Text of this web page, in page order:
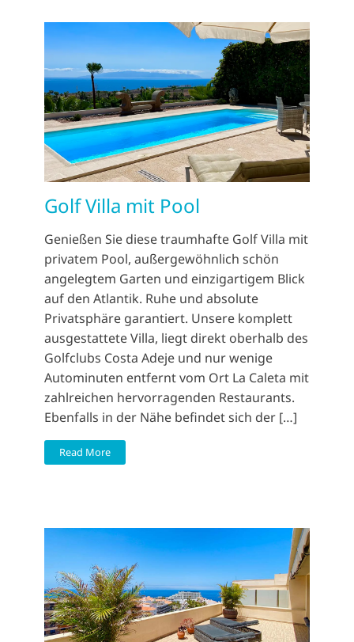
Golf Villa mit Pool
Genießen Sie diese traumhafte Golf Villa mit
privatem Pool, außergewöhnlich schön
angelegtem Garten und einzigartigem Blick
auf den Atlantik. Ruhe und absolute
Privatsphäre garantiert. Unsere komplett
ausgestattete Villa, liegt direkt oberhalb des
Golfclubs Costa Adeje und nur wenige
Autominuten entfernt vom Ort La Caleta mit
zahlreichen hervorragenden Restaurants.
Ebenfalls in der Nähe befindet sich der […]
Read More